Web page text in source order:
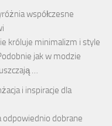
współczesne
króluje minimalizm i style
jak w modzie
…
i inspiracje dla
odpowiednio dobrane